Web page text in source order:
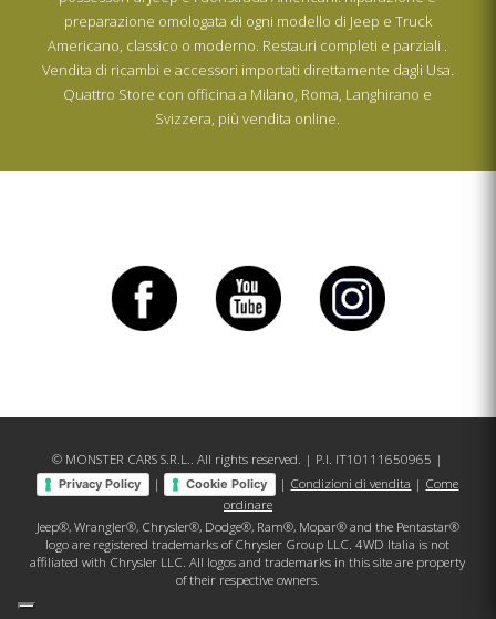
preparazione omologata di ogni modello di Jeep e Truck
Americano, classico o moderno. Restauri completi e parziali .
Vendita di ricambi e accessori importati direttamente dagli Usa.
Quattro Store con officina a Milano, Roma, Langhirano e
Svizzera, più vendita online.
© MONSTER CARS S.R.L.. All rights reserved. | P.I. IT10111650965 |
Privacy Policy | Cookie Policy | Condizioni di vendita | Come
ordinare
Jeep®, Wrangler®, Chrysler®, Dodge®, Ram®, Mopar® and the Pentastar®
logo are registered trademarks of Chrysler Group LLC. 4WD Italia is not
affiliated with Chrysler LLC. All logos and trademarks in this site are property
of their respective owners.